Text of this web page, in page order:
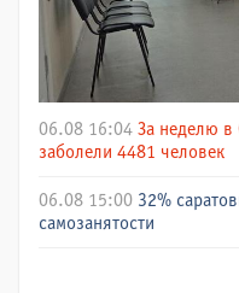
06.08 16:04 За неделю в
заболели 4481 человек
06.08 15:00 32%
самозанятости